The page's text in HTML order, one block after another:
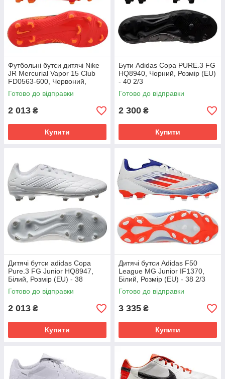
Футбольні бутси дитячі Nike
JR Mercurial Vapor 15 Club
FD0563-600, Червоний,
Розмір (EU) - 38
Готово до відправки
2 013 ₴
Купити
Бути Adidas Copa PURE.3 FG
HQ8940, Чорний, Розмір (EU)
- 40 2/3
Готово до відправки
2 300 ₴
Купити
Дитячі бутси adidas Copa
Pure.3 FG Junior HQ8947,
Білий, Розмір (EU) - 38
Готово до відправки
2 013 ₴
Купити
Дитячі бутси Adidas F50
League MG Junior IF1370,
Білий, Розмір (EU) - 38 2/3
Готово до відправки
3 335 ₴
Купити